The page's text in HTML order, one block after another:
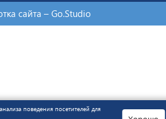
поведения посетителей для
сайта – Go.Studio